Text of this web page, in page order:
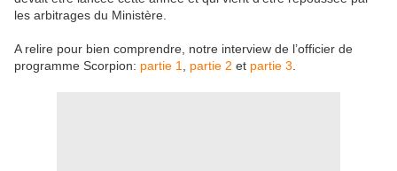
les arbitrages du Ministère.
A relire pour bien comprendre, notre interview de l’officier de
programme Scorpion: partie 1 partie 2 et partie 3